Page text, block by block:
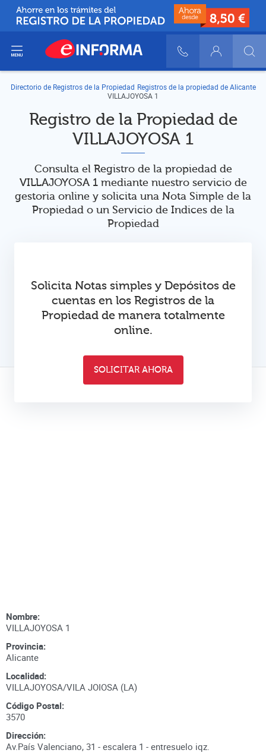
900 10 30 20
Login
del menú
Directorio de Registros de la Propiedad Registros de la propiedad de Alicante
VILLAJOYOSA 1
Registro de la Propiedad de
VILLAJOYOSA 1
Consulta el Registro de la propiedad de
VILLAJOYOSA 1 mediante nuestro servicio de
gestoria online y solicita una Nota Simple de la
Propiedad o un Servicio de Indices de la
Propiedad
Solicita Notas simples y Depósitos de
cuentas en los Registros de la
Propiedad de manera totalmente
online.
SOLICITAR AHORA
Nombre:
VILLAJOYOSA 1
Provincia:
Alicante
Localidad:
VILLAJOYOSA/VILA JOIOSA (LA)
Código Postal:
3570
Dirección:
Av.País Valenciano, 31 - escalera 1 - entresuelo iqz.